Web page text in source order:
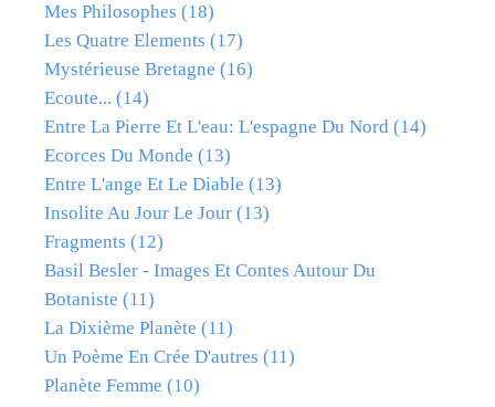
Mes Philosophes (18)
Les Quatre Elements (17)
Mystérieuse Bretagne (16)
Ecoute... (14)
Entre La Pierre Et L'eau: L'espagne Du Nord (14)
Ecorces Du Monde (13)
Entre L'ange Et Le Diable (13)
Insolite Au Jour Le Jour (13)
Fragments (12)
Basil Besler - Images Et Contes Autour Du
Botaniste (11)
La Dixième Planète (11)
Un Poème En Crée D'autres (11)
Planète Femme (10)